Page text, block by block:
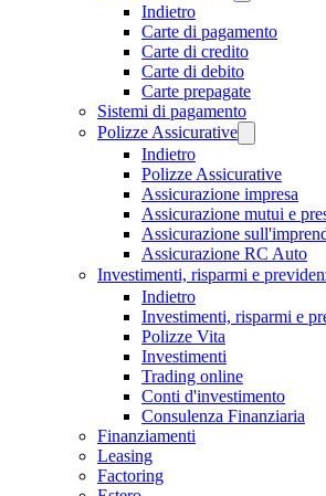
Indietro
Carte di pagamento
Carte di credito
Carte di debito
Carte prepagate
Sistemi di pagamento
Polizze Assicurative
Indietro
Polizze Assicurative
Assicurazione impresa
Assicurazione mutui e
Assicurazione
Assicurazione RC Auto
Investimenti, risparmi e
Indietro
Investimenti, risparmi e
Polizze Vita
Investimenti
Trading online
Conti d'investimento
Consulenza Finanziaria
Finanziamenti
Leasing
Factoring